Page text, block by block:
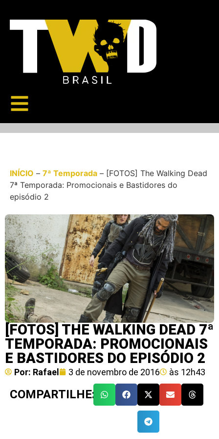
INÍCIO – 7ª Temporada – [FOTOS] The Walking Dead
7ª Temporada: Promocionais e Bastidores do
episódio 2
[FOTOS] THE WALKING DEAD 7ª
TEMPORADA: PROMOCIONAIS
E BASTIDORES DO EPISÓDIO 2
Por: Rafael 3 de novembro de 2016 às 12h43
COMPARTILHE: